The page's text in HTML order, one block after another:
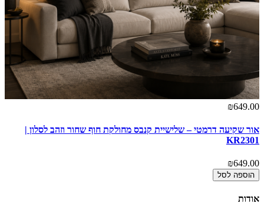
₪649.00
אור שקיעה דרמטי – שלישיית קנבס מחולקת חוף שחור וזהב לסלון |
KR2301
₪649.00
הוספה לסל
אודות